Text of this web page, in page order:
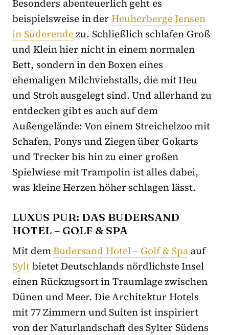
Besonders abenteuerlich geht es
beispielsweise in derHeuherberge Jensen
in Süderendezu. Schließlich schlafen Groß
und Klein hier nicht in einem normalen
Bett, sondern in den Boxen eines
ehemaligen Milchviehstalls, die mit Heu
und Stroh ausgelegt sind. Und allerhand zu
entdecken gibt es auch auf dem
Außengelände: Von einem Streichelzoo mit
Schafen, Ponys und Ziegen über Gokarts
und Trecker bis hin zu einer großen
Spielwiese mit Trampolin ist alles dabei,
was kleine Herzen höher schlagen lässt.
LUXUS PUR: DAS BUDERSAND
HOTEL – GOLF & SPA
Mit demBudersand Hotel – Golf & Spa auf
Syltbietet Deutschlands nördlichste Insel
einen Rückzugsort in Traumlage zwischen
Dünen und Meer. Die Architektur Hotels
mit 77 Zimmern und Suiten ist inspiriert
von der Naturlandschaft des Sylter Südens